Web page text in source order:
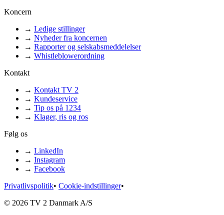
Koncern
→ Ledige stillinger
→ Nyheder fra koncernen
→ Rapporter og selskabsmeddelelser
→ Whistleblowerordning
Kontakt
→ Kontakt TV 2
→ Kundeservice
→ Tip os på 1234
→ Klager, ris og ros
Følg os
→ LinkedIn
→ Instagram
→ Facebook
Privatlivspolitik• Cookie-indstillinger•
© 2026 TV 2 Danmark A/S